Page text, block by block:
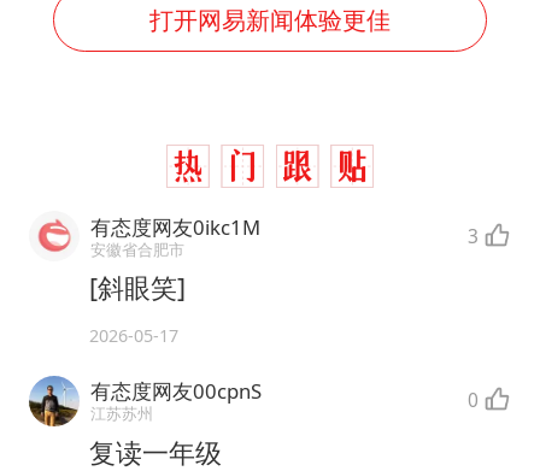
打开网易新闻体验更佳
有态度网友0ikc1M
安徽省合肥市 3
[斜眼笑]
2026-05-17
有态度网友00cpnS
江苏苏州 0
复读一年级